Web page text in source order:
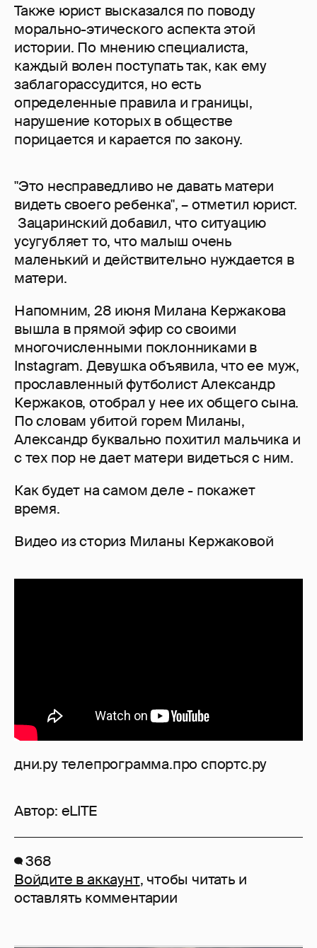
Также юрист высказался по поводу
морально-этического аспекта этой
истории. По мнению специалиста,
каждый волен поступать так, как ему
заблагорассудится, но есть
определенные правила и границы,
нарушение которых в обществе
порицается и карается по закону.
"Это несправедливо не давать матери
видеть своего ребенка", – отметил юрист.
Зацаринский добавил, что ситуацию
усугубляет то, что малыш очень
маленький и действительно нуждается в
матери.
Напомним, 28 июня Милана Кержакова
вышла в прямой эфир со своими
многочисленными поклонниками в
Instagram. Девушка объявила, что ее муж,
прославленный футболист Александр
Кержаков, отобрал у нее их общего сына.
По словам убитой горем Миланы,
Александр буквально похитил мальчика и
с тех пор не дает матери видеться с ним.
Как будет на самом деле - покажет
время.
Видео из сториз Миланы Кержаковой
дни.ру телепрограмма.про спортс.ру
Автор: eLITE
368
Войдите в аккаунт, чтобы читать и
оставлять комментарии